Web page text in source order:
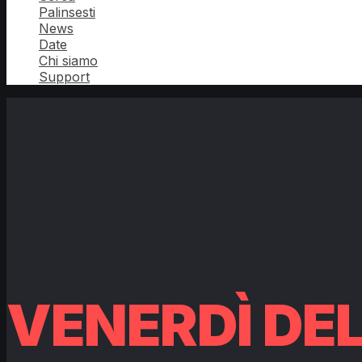
Palinsesti
News
Date
Chi siamo
Support
VENERDÌ